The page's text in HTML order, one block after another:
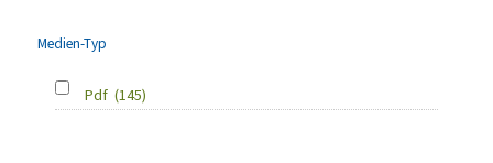
Medien-Typ
Pdf (145)